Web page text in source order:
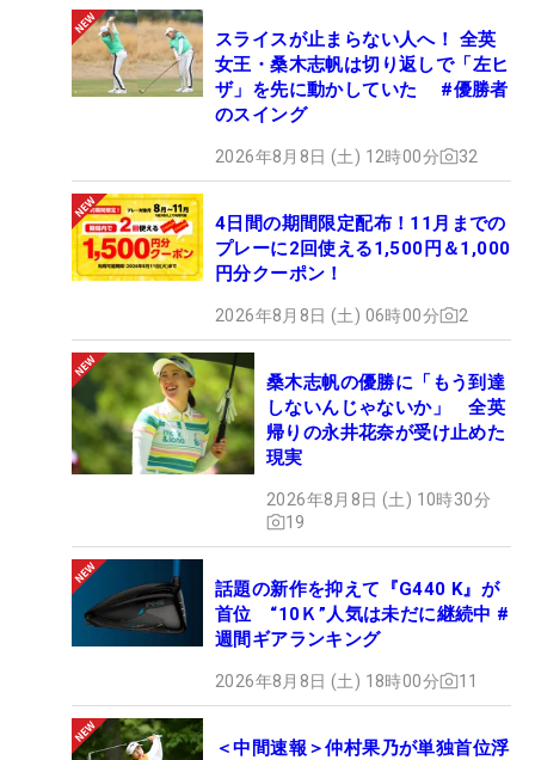
スライスが止まらない人へ！ 全英
女王・桑木志帆は切り返しで「左ヒ
ザ」を先に動かしていた #優勝者
のスイング
2026年8月8日 (土) 12時00分 32
4日間の期間限定配布！11月までの
プレーに2回使える1,500円＆1,000
円分クーポン！
2026年8月8日 (土) 06時00分 2
桑木志帆の優勝に「もう到達
しないんじゃないか」 全英
帰りの永井花奈が受け止めた
現実
2026年8月8日 (土) 10時30分
19
話題の新作を抑えて『G440 K』が
首位 “10Ｋ”人気は未だに継続中 #
週間ギアランキング
2026年8月8日 (土) 18時00分 11
＜中間速報＞仲村果乃が単独首位浮